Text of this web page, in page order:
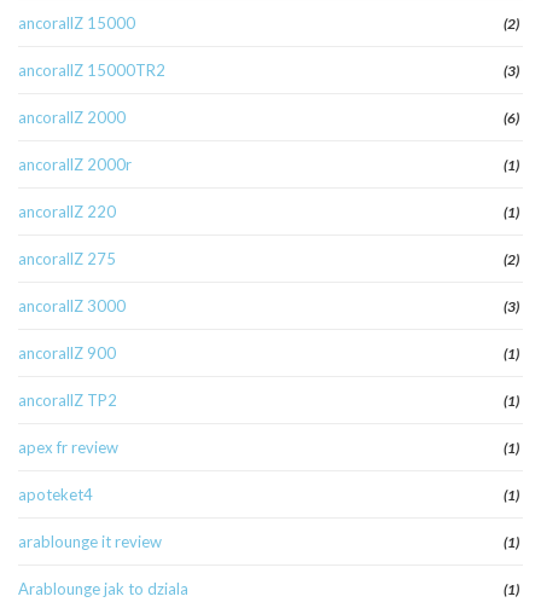
ancorallZ 15000 (2)
ancorallZ 15000TR2 (3)
ancorallZ 2000 (6)
ancorallZ 2000r (1)
ancorallZ 220 (1)
ancorallZ 275 (2)
ancorallZ 3000 (3)
ancorallZ 900 (1)
ancorallZ TP2 (1)
apex fr review (1)
apoteket4 (1)
arablounge it review (1)
Arablounge jak to dziala (1)